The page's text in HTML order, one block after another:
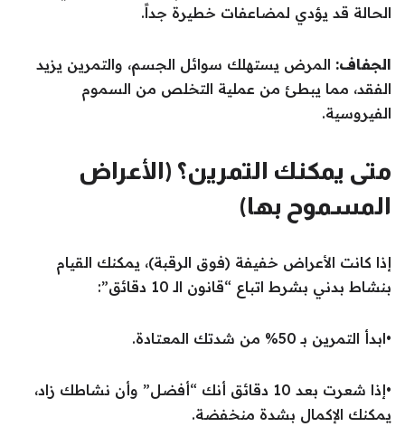
الحالة قد يؤدي لمضاعفات خطيرة جداً.
الجفاف: المرض يستهلك سوائل الجسم، والتمرين يزيد
الفقد، مما يبطئ من عملية التخلص من السموم
الفيروسية.
متى يمكنك التمرين؟ (الأعراض
المسموح بها)
إذا كانت الأعراض خفيفة (فوق الرقبة)، يمكنك القيام
بنشاط بدني بشرط اتباع “قانون الـ 10 دقائق”:
•ابدأ التمرين بـ 50% من شدتك المعتادة.
•إذا شعرت بعد 10 دقائق أنك “أفضل” وأن نشاطك زاد،
يمكنك الإكمال بشدة منخفضة.